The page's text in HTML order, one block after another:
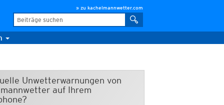
» zu kachelmannwetter.com
Unwetterwarnungen von
auf Ihrem